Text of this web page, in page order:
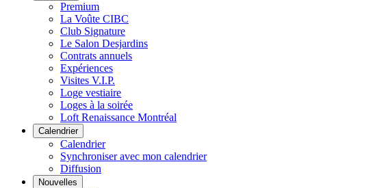
Premium
La Voûte CIBC
Club Signature
Le Salon Desjardins
Contrats annuels
Expériences
Visites V.I.P.
Loge vestiaire
Loges à la soirée
Loft Renaissance Montréal
Calendrier
Calendrier
Synchroniser avec mon calendrier
Diffusion
Nouvelles